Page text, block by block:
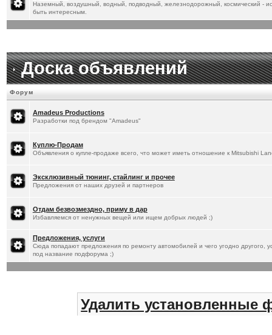
Наземный, воздушный, водный, подводный, железнодорожный, космический -
быть интересным.
Доска объявлений
Форум
Amadeus Productions
Разработки под брендом "Amadeus"
Куплю-Продам
Объявления о купле-продаже всего, что может иметь отношение к Mitsubishi
Эксклюзивный тюнинг, стайлинг и прочее
Предложения от наших друзей и партнеров
Отдам безвозмездно, приму в дар
Избавляемся от ненужных вещей или ищем добрых людей ;)
Предложения, услуги
Сюда попадают предложения по ремонту автомобилей и чего угодно другого,
под название подфорума ;)
Удалить установленные